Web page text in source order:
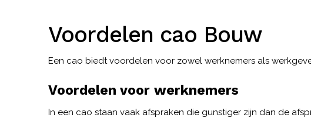
Voordelen cao Bouw
Een cao biedt voordelen voor zowel werknemers als
Voordelen voor werknemers
In een cao staan vaak afspraken die gunstiger zijn dan de